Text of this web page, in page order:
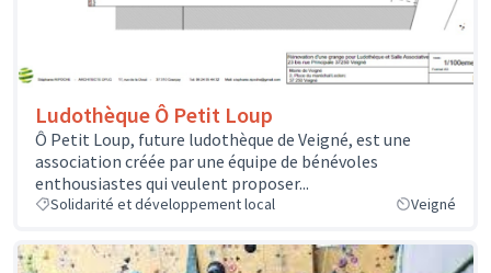
Ludothèque Ô Petit Loup
Ô Petit Loup, future ludothèque de Veigné, est une
association créée par une équipe de bénévoles
enthousiastes qui veulent proposer...
Solidarité et développement local Veigné